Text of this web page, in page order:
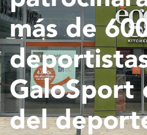
más de
GaloSport
del